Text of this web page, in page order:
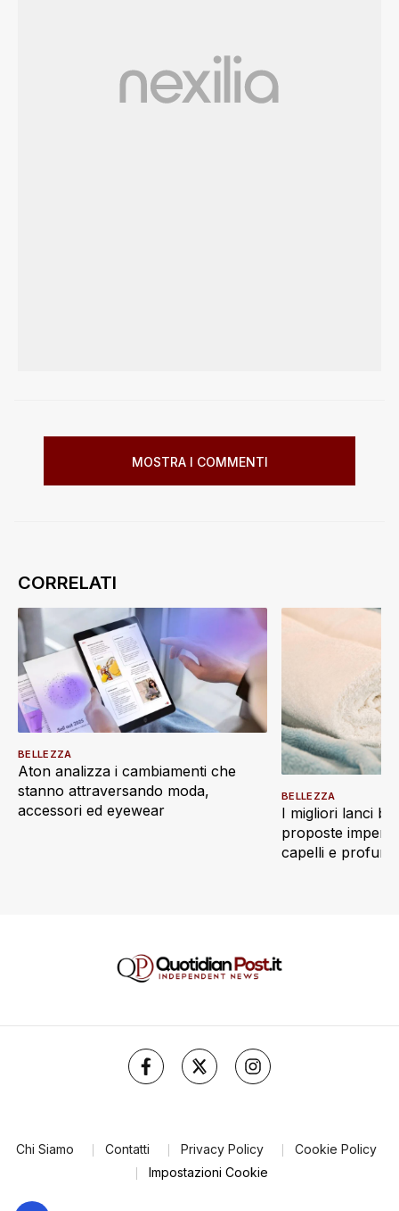
MOSTRA I COMMENTI
Aton analizza i cambiamenti che
stanno attraversando moda,
accessori ed eyewear
BELLEZZA
I migliori lanci
proposte
capelli e
BELLEZZA
Chi Siamo Contatti Privacy Policy
Cookie Policy
Impostazioni Cookie